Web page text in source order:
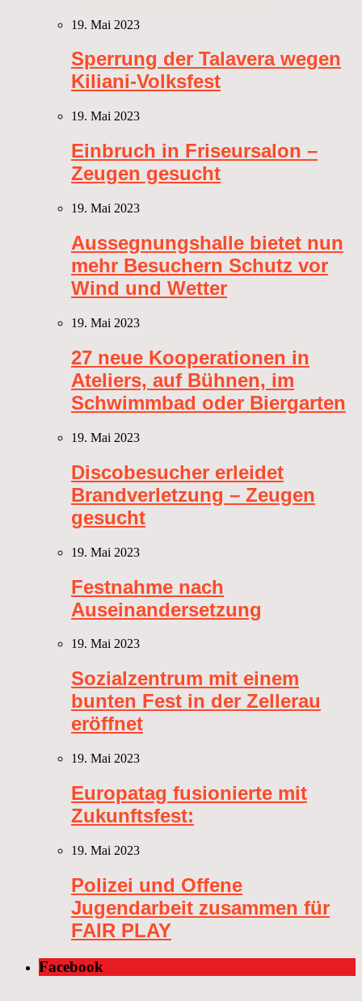
19. Mai 2023
Sperrung der Talavera wegen
Kiliani-Volksfest
19. Mai 2023
Einbruch in Friseursalon –
Zeugen gesucht
19. Mai 2023
Aussegnungshalle bietet nun
mehr Besuchern Schutz vor
Wind und Wetter
19. Mai 2023
27 neue Kooperationen in
Ateliers, auf Bühnen, im
Schwimmbad oder Biergarten
19. Mai 2023
Discobesucher erleidet
Brandverletzung – Zeugen
gesucht
19. Mai 2023
Festnahme nach
Auseinandersetzung
19. Mai 2023
Sozialzentrum mit einem
bunten Fest in der Zellerau
eröffnet
19. Mai 2023
Europatag fusionierte mit
Zukunftsfest:
19. Mai 2023
Polizei und Offene
Jugendarbeit zusammen für
FAIR PLAY
Facebook